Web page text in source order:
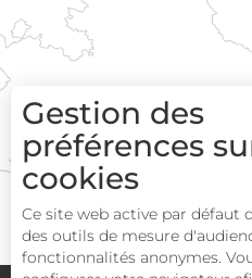
ST-TROPEZ
MARSEILLE
CANNES
Gestion des
préférences
cookies
Ce site web active par défaut
des outils de mesure
fonctionnalités anonymes.